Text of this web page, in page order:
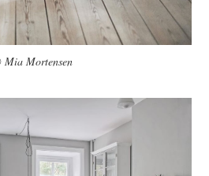
Mortensen